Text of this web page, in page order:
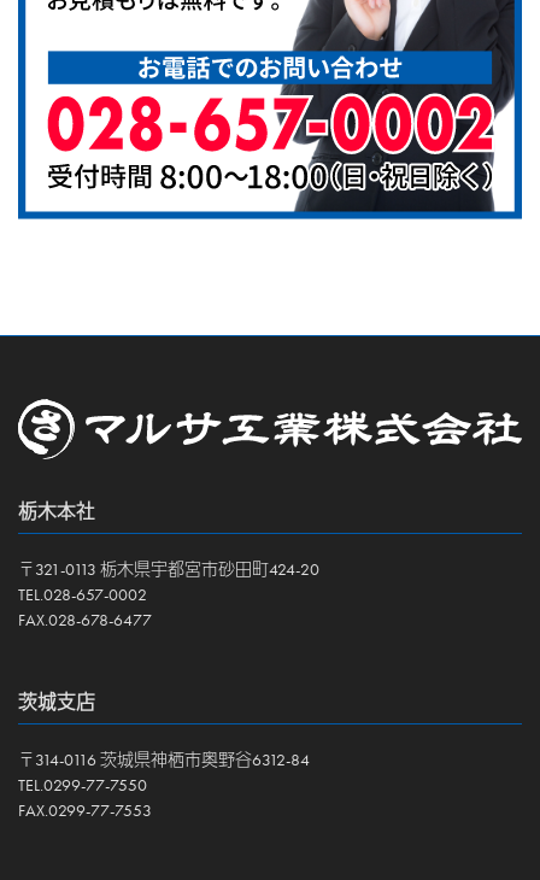
栃木本社
〒321-0113 栃木県宇都宮市砂田町424-20
TEL.028-657-0002
FAX.028-678-6477
茨城支店
〒314-0116 茨城県神栖市奥野谷6312-84
TEL.0299-77-7550
FAX.0299-77-7553